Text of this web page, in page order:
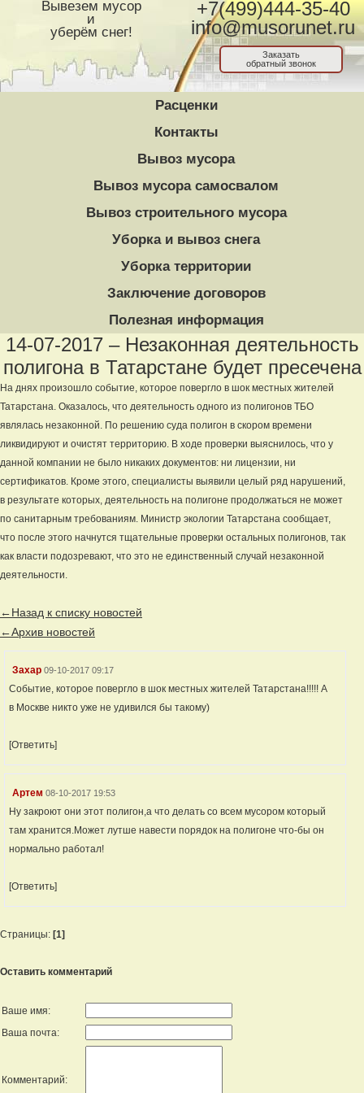
Вывезем мусор
и
уберём снег!
+7(499)444-35-40
info@musorunet.ru
Заказать
обратный звонок
Расценки
Контакты
Вывоз мусора
Вывоз мусора самосвалом
Вывоз строительного мусора
Уборка и вывоз снега
Уборка территории
Заключение договоров
Полезная информация
14-07-2017 – Незаконная деятельность
полигона в Татарстане будет пресечена
На днях произошло событие, которое повергло в шок местных жителей
Татарстана. Оказалось, что деятельность одного из полигонов ТБО
являлась незаконной. По решению суда полигон в скором времени
ликвидируют и очистят территорию. В ходе проверки выяснилось, что у
данной компании не было никаких документов: ни лицензии, ни
сертификатов. Кроме этого, специалисты выявили целый ряд нарушений,
в результате которых, деятельность на полигоне продолжаться не может
по санитарным требованиям. Министр экологии Татарстана сообщает,
что после этого начнутся тщательные проверки остальных полигонов, так
как власти подозревают, что это не единственный случай незаконной
деятельности.
←Назад к списку новостей
←Архив новостей
Захар 09-10-2017 09:17
Событие, которое повергло в шок местных жителей Татарстана!!!!! А
в Москве никто уже не удивился бы такому)
[Ответить]
Артем 08-10-2017 19:53
Ну закроют они этот полигон,а что делать со всем мусором который
там хранится.Может лутше навести порядок на полигоне что-бы он
нормально работал!
[Ответить]
Страницы: [1]
Оставить комментарий
Ваше имя:
Ваша почта:
Комментарий: